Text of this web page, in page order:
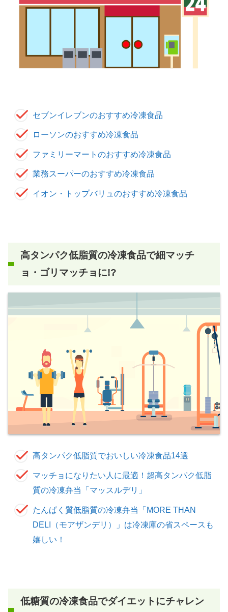
セブンイレブンのおすすめ冷凍食品
ローソンのおすすめ冷凍食品
ファミリーマートのおすすめ冷凍食品
業務スーパーのおすすめ冷凍食品
イオン・トップバリュのおすすめ冷凍食品
高タンパク低脂質の冷凍食品で細マッチ
ョ・ゴリマッチョに!?
高タンパク低脂質でおいしい冷凍食品14選
マッチョになりたい人に最適！超高タンパク低脂
質の冷凍弁当「マッスルデリ」
たんぱく質低脂質の冷凍弁当「MORE THAN
DELI（モアザンデリ）」は冷凍庫の省スペースも
嬉しい！
低糖質の冷凍食品でダイエットにチャレン